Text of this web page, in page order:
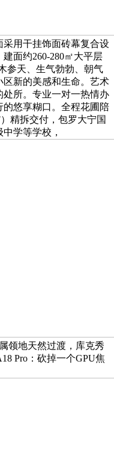
用干挂饰面砖幕复合设
面约260-280㎡大平层
参天、生气勃勃、朝气
新的美感和生命。艺术
所。专业一对一热情办
悠享糊口。全程花圃陪
精拆交付，包罗大宁国
学等学校，
领地天然过渡，库克秀
Pro：砍掉一个GPU焦